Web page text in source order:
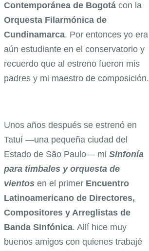
Contemporánea de Bogotá con la
Orquesta Filarmónica de
Cundinamarca. Por entonces yo era
aún estudiante en el conservatorio y
recuerdo que al estreno fueron mis
padres y mi maestro de composición.
Unos años después se estrenó en
Tatuí —una pequeña ciudad del
Estado de São Paulo— mi Sinfonía
para timbales y orquesta de
vientos en el primer Encuentro
Latinoamericano de Directores,
Compositores y Arreglistas de
Banda Sinfónica. Allí hice muy
buenos amigos con quienes trabajé